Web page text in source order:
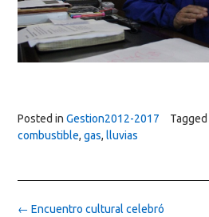
Posted in Gestion2012-2017 Tagged
combustible, gas, lluvias
Post
← Encuentro cultural celebró